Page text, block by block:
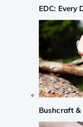
EDC: Every
Bushcraft &